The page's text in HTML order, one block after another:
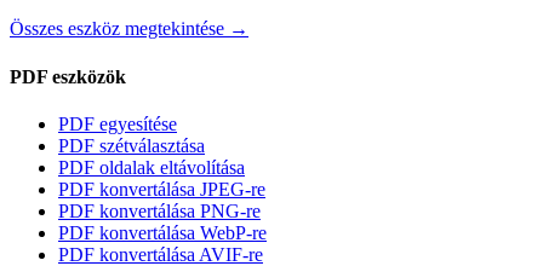
Összes eszköz megtekintése →
PDF eszközök
PDF egyesítése
PDF szétválasztása
PDF oldalak eltávolítása
PDF konvertálása JPEG-re
PDF konvertálása PNG-re
PDF konvertálása WebP-re
PDF konvertálása AVIF-re